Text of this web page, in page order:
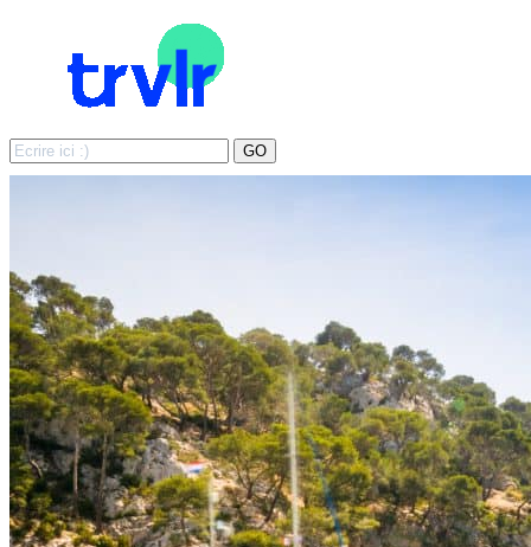
Search
for:
GO